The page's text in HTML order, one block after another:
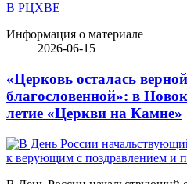
В РЦХВЕ
Информация о материале
2026-06-15
«Церковь осталась
благословенной»: в
летие «Церкви на Камне»